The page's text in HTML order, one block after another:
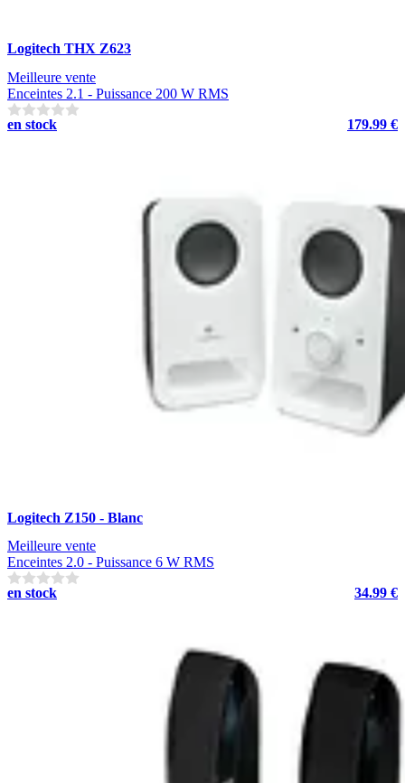
Logitech THX Z623
Meilleure vente
Enceintes 2.1 - Puissance 200 W RMS
en stock
179.99 €
Logitech Z150 - Blanc
Meilleure vente
Enceintes 2.0 - Puissance 6 W RMS
en stock
34.99 €